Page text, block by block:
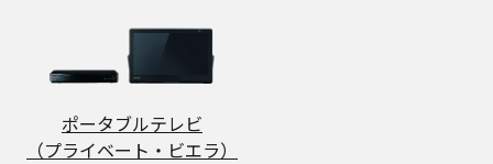
ポータブルテレビ
（プライベート・ビエラ）